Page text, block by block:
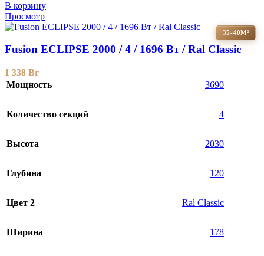
В корзину
Просмотр
35-40М²
Fusion ECLIPSE 2000 / 4 / 1696 Вт / Ral Classic
1 338 Br
Мощность
3690
Количество секций 4
Высота 2030
Глубина 120
Цвет 2 Ral Classic
Ширина 178